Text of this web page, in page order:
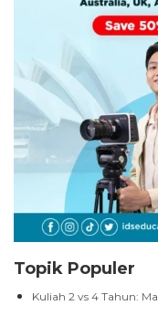
Topik Populer
Kuliah 2 vs 4 Tahun: